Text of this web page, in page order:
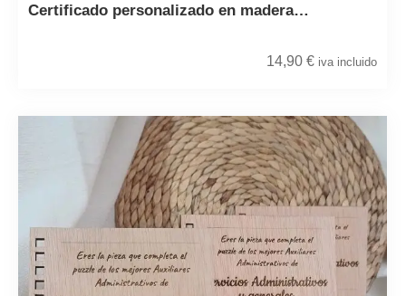
Certificado personalizado en madera…
14,90 € iva incluido